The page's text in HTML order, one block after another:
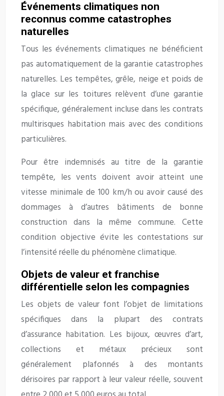
Événements climatiques non
reconnus comme catastrophes
naturelles
Tous les événements climatiques ne bénéficient
pas automatiquement de la garantie catastrophes
naturelles. Les tempêtes, grêle, neige et poids de
la glace sur les toitures relèvent d’une garantie
spécifique, généralement incluse dans les contrats
multirisques habitation mais avec des conditions
particulières.
Pour être indemnisés au titre de la garantie
tempête, les vents doivent avoir atteint une
vitesse minimale de 100 km/h ou avoir causé des
dommages à d’autres bâtiments de bonne
construction dans la même commune. Cette
condition objective évite les contestations sur
l’intensité réelle du phénomène climatique.
Objets de valeur et franchise
différentielle selon les compagnies
Les objets de valeur font l’objet de limitations
spécifiques dans la plupart des contrats
d’assurance habitation. Les bijoux, œuvres d’art,
collections et métaux précieux sont
généralement plafonnés à des montants
dérisoires par rapport à leur valeur réelle, souvent